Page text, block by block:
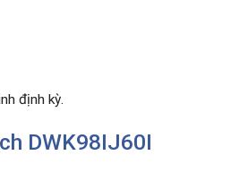
định kỳ.
DWK98IJ60I